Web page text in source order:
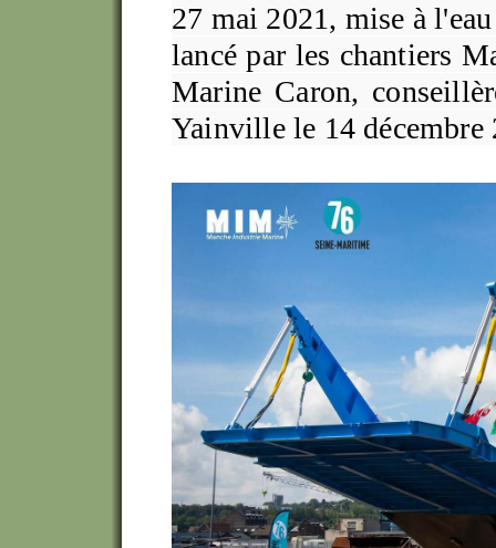
27 mai 2021, mise à
lancé par les chantiers
Marine Caron,
Yainville le 14 décembre